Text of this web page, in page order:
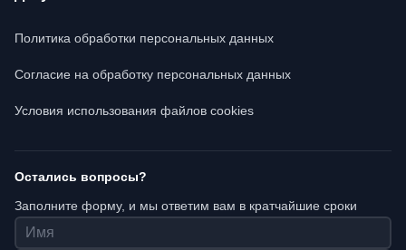
Политика обработки персональных данных
Согласие на обработку персональных данных
Условия использования файлов cookies
Остались вопросы?
Заполните форму, и мы ответим вам в кратчайшие сроки
Имя